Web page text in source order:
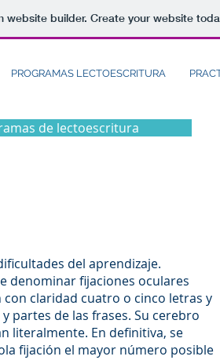
website builder. Create your website
PROGRAMAS LECTOESCRITURA
de lectoescritura
del aprendizaje.
denominar fijaciones oculares
claridad cuatro o cinco letras y
partes de las frases. Su cerebro
literalmente. En definitiva, se
fijación el mayor número posible